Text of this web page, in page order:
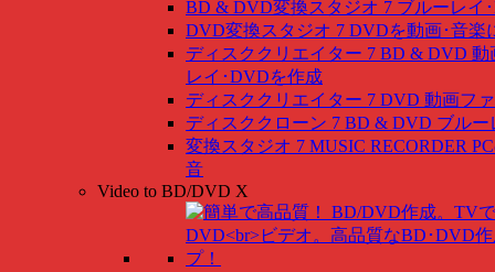
BD & DVD変換スタジオ 7 ブルーレイ
DVD変換スタジオ 7 DVDを動画･音楽
ディスククリエイター 7 BD & DVD 動
レイ･DVDを作成
ディスククリエイター 7 DVD 動画フ
ディスククローン 7 BD & DVD ブルー
変換スタジオ 7 MUSIC RECORDER
音
Video to BD/DVD X